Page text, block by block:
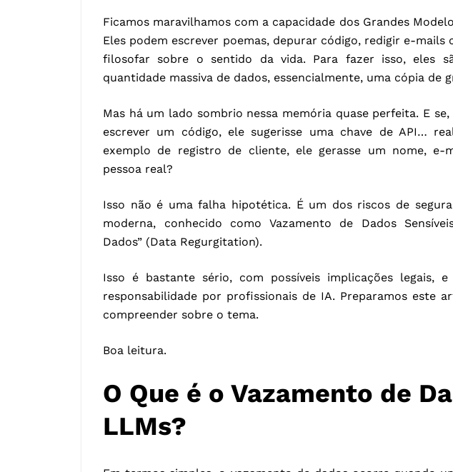
Ficamos maravilhamos com a capacidade dos Grandes
Eles podem escrever poemas, depurar código, redigir e-mails
filosofar sobre o sentido da vida. Para fazer isso, eles
quantidade massiva de dados, essencialmente, uma cópia de
Mas há um lado sombrio nessa memória quase perfeita. E
escrever um código, ele sugerisse uma chave de API…
exemplo de registro de cliente, ele gerasse um nome, e-
pessoa real?
Isso não é uma falha hipotética. É um dos riscos de
moderna, conhecido como Vazamento de Dados
Dados” (Data Regurgitation).
Isso é bastante sério, com possíveis implicações legais,
responsabilidade por profissionais de IA. Preparamos este
compreender sobre o tema.
Boa leitura.
O Que é o Vazamento de
LLMs?